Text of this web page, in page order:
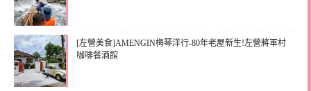
[左營美食]AMENGIN梅琴洋行-80年老屋新生!左營將軍村
咖啡餐酒館